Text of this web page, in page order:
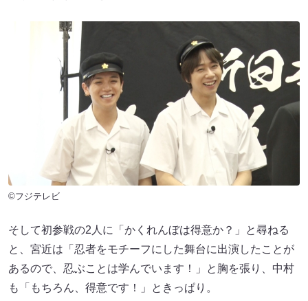
©フジテレビ
そして初参戦の2人に「かくれんぼは得意か？」と尋ねる
と、宮近は「忍者をモチーフにした舞台に出演したことが
あるので、忍ぶことは学んでいます！」と胸を張り、中村
も「もちろん、得意です！」ときっぱり。